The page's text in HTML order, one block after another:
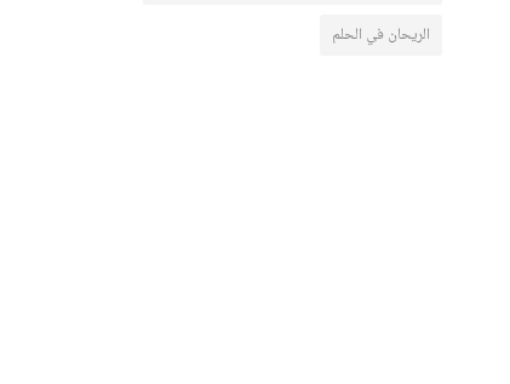
الريحان في الحلم